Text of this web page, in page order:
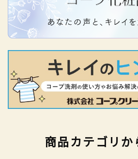
商品カテゴリか